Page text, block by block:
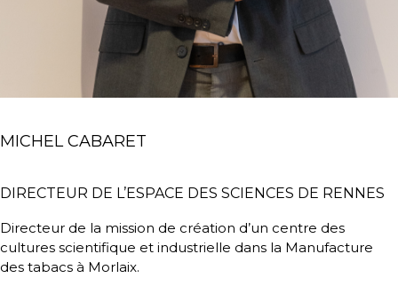
MICHEL CABARET
DIRECTEUR DE L’ESPACE DES SCIENCES DE RENNES
Directeur de la mission de création d’un centre des
cultures scientifique et industrielle dans la Manufacture
des tabacs à Morlaix.